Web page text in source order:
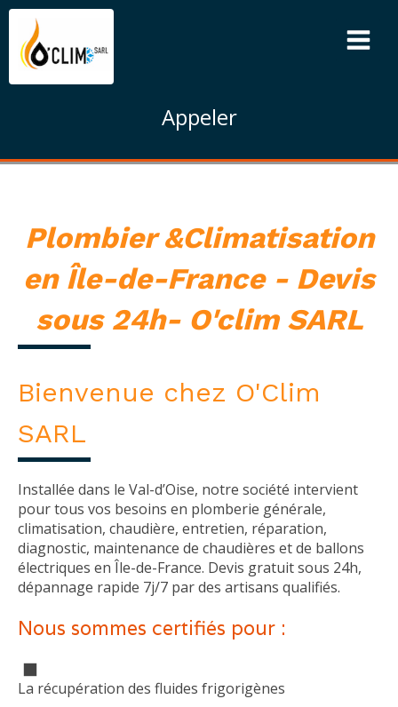
Appeler
Plombier &Climatisation
en Île-de-France - Devis
sous 24h- O'clim SARL
Bienvenue chez O'Clim
SARL
Installée dans le Val-d’Oise, notre société intervient
pour tous vos besoins en plomberie générale,
climatisation, chaudière, entretien, réparation,
diagnostic, maintenance de chaudières et de ballons
électriques en Île-de-France. Devis gratuit sous 24h,
dépannage rapide 7j/7 par des artisans qualifiés.
Nous sommes certifiés pour :
La récupération des fluides frigorigènes